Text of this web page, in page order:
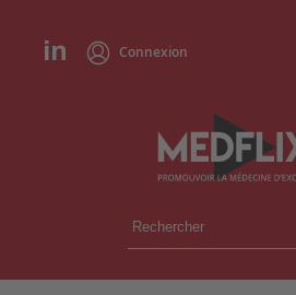
Connexion
ÉVÉNEMENTS